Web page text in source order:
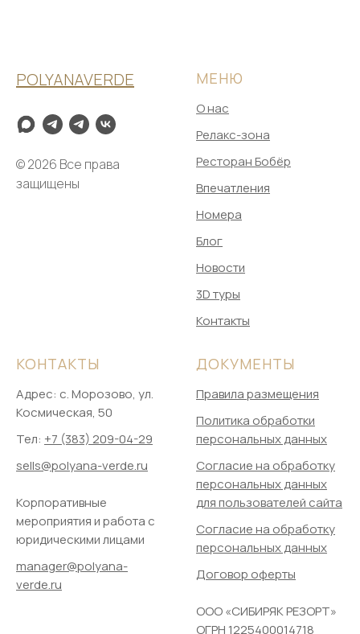
POLYANAVERDE
© 2026 Все права
защищены
МЕНЮ
О нас
Релакс-зона
Ресторан Бобёр
Впечатления
Номера
Блог
Новости
3D туры
Контакты
КОНТАКТЫ
Адрес: ​с. Морозово, ул.
Космическая, 50
Тел: +7 (383) 209-04-29
sells@polyana-verde.ru
Корпоративные
мероприятия и работа с
юридическими лицами
manager@polyana-
verde.ru
ДОКУМЕНТЫ
Правила размещения
Политика обработки
персональных данных
Согласие на обработку
персональных данных
для пользователей сайта
Согласие на обработку
персональных данных
Договор оферты
ООО «СИБИРЯК РЕЗОРТ»
ОГРН 1225400014718